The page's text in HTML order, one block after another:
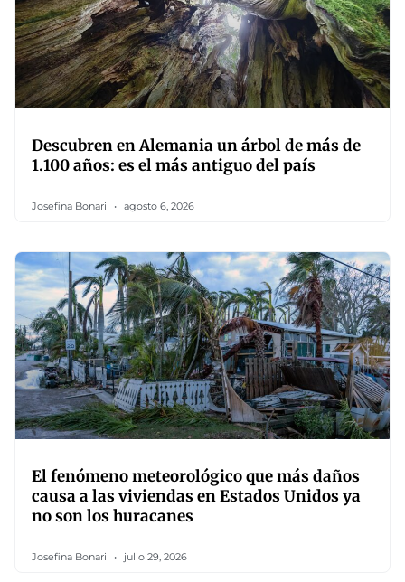
Descubren en Alemania un árbol de más de
1.100 años: es el más antiguo del país
Josefina Bonari agosto 6, 2026
El fenómeno meteorológico que más daños
causa a las viviendas en Estados Unidos ya
no son los huracanes
Josefina Bonari julio 29, 2026